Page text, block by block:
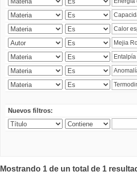
Nuevos filtros:
Mostrando 1 de un total de 1